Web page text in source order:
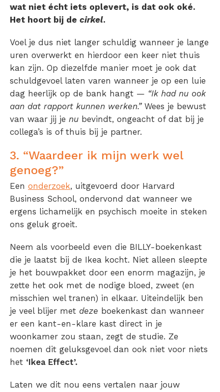
wat niet écht iets oplevert, is dat ook oké.
Het hoort bij de cirkel.
Voel je dus niet langer schuldig wanneer je lange
uren overwerkt en hierdoor een keer niet thuis
kan zijn. Op diezelfde manier moet je ook dat
schuldgevoel laten varen wanneer je op een luie
dag heerlijk op de bank hangt — “Ik had nu ook
aan dat rapport kunnen werken.” Wees je bewust
van waar jij je nu bevindt, ongeacht of dat bij je
collega’s is of thuis bij je partner.
3. “Waardeer ik mijn werk wel
genoeg?”
Een onderzoek, uitgevoerd door Harvard
Business School, ondervond dat wanneer we
ergens lichamelijk en psychisch moeite in steken
ons geluk groeit.
Neem als voorbeeld even die BILLY-boekenkast
die je laatst bij de Ikea kocht. Niet alleen sleepte
je het bouwpakket door een enorm magazijn, je
zette het ook met de nodige bloed, zweet (en
misschien wel tranen) in elkaar. Uiteindelijk ben
je veel blijer met deze boekenkast dan wanneer
er een kant-en-klare kast direct in je
woonkamer zou staan, zegt de studie. Ze
noemen dit geluksgevoel dan ook niet voor niets
het ‘Ikea Effect’.
Laten we dit nou eens vertalen naar jouw